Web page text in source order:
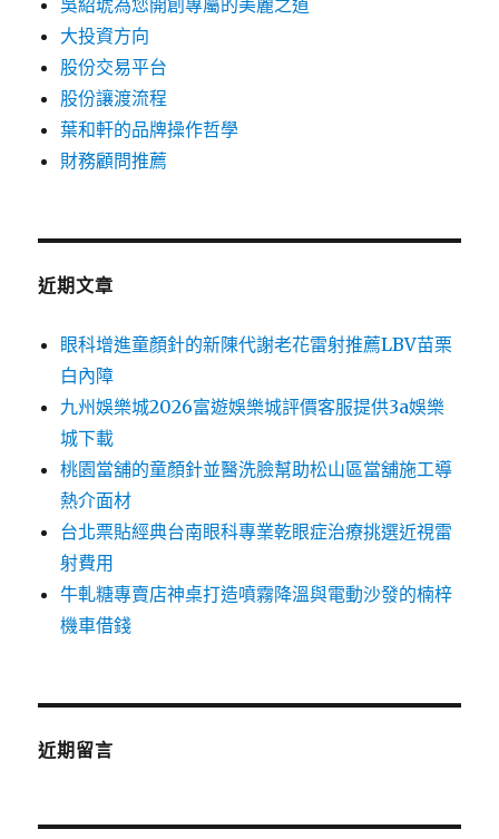
吳紹琥為您開創專屬的美麗之道
大投資方向
股份交易平台
股份讓渡流程
葉和軒的品牌操作哲學
財務顧問推薦
近期文章
眼科增進童顏針的新陳代謝老花雷射推薦LBV苗栗
白內障
九州娛樂城2026富遊娛樂城評價客服提供3a娛樂
城下載
桃園當舖的童顏針並醫洗臉幫助松山區當舖施工導
熱介面材
台北票貼經典台南眼科專業乾眼症治療挑選近視雷
射費用
牛軋糖專賣店神桌打造噴霧降溫與電動沙發的楠梓
機車借錢
近期留言